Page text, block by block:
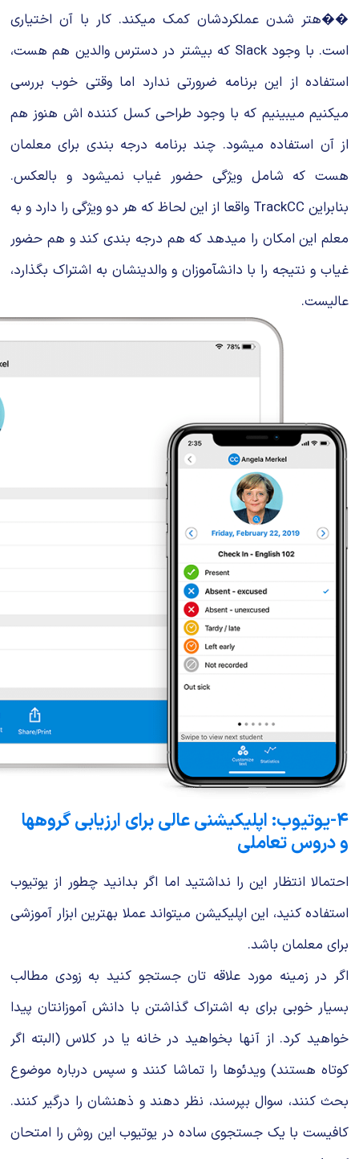
��هتر شدن عملکردشان کمک میکند. کار با آن اختیاری
است. با وجود Slack که بیشتر در دسترس والدین هم هست،
استفاده از این برنامه ضرورتی ندارد اما وقتی خوب بررسی
میکنیم میبینیم که با وجود طراحی کسل کننده اش هنوز هم
از آن استفاده میشود. چند برنامه درجه بندی برای معلمان
هست که شامل ویژگی حضور غیاب نمیشود و بالعکس.
بنابراین TrackCC واقعا از این لحاظ که هر دو ویژگی را دارد و به
معلم این امکان را میدهد که هم درجه بندی کند و هم حضور
غیاب و نتیجه را با دانشآموزان و والدینشان به اشتراک بگذارد،
عالیست.
۴-یوتیوب: اپلیکیشنی عالی برای ارزیابی گروهها
و دروس تعاملی
احتمالا انتظار این را نداشتید اما اگر بدانید چطور از یوتیوب
استفاده کنید، این اپلیکیشن میتواند عملا بهترین ابزار آموزشی
برای معلمان باشد.
اگر در زمینه مورد علاقه تان جستجو کنید به زودی مطالب
بسیار خوبی برای به اشتراک گذاشتن با دانش آموزانتان پیدا
خواهید کرد. از آنها بخواهید در خانه یا در کلاس (البته اگر
کوتاه هستند) ویدئوها را تماشا کنند و سپس درباره موضوع
بحث کنند، سوال بپرسند، نظر دهند و ذهنشان را درگیر کنند.
کافیست با یک جستجوی ساده در یوتیوب این روش را امتحان